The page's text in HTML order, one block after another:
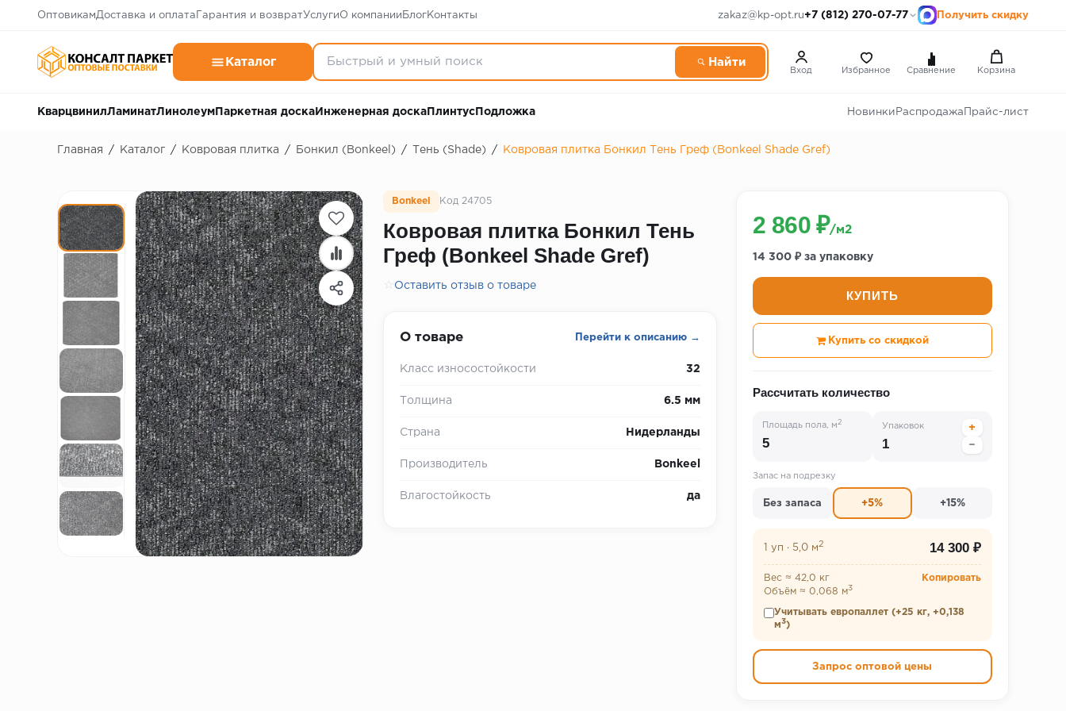
ОптовикамДоставка и оплата Гарантия и возвратУслугиО компании БлогКонтакты zakaz@kp-opt.ru+7 (812) 270-07-77 Получить скидку
Каталог
Вход Избранное Сравнение Корзина
КварцвинилЛаминатЛинолеум Паркетная доска Инженерная доска Плинтус Подложка Новинки Распродажа Прайс-лист
Главная / Каталог / Ковровая плитка / Бонкил (Bonkeel) / Тень (Shade) / Ковровая плитка Бонкил Тень Греф (Bonkeel Shade Gref)
Bonkeel Код 24705
Ковровая плитка Бонкил Тень
Греф (Bonkeel Shade Gref)
☆ Оставить отзыв о товаре
О товаре Перейти к описанию →
Класс износостойкости 32
Толщина 6.5 мм
Страна Нидерланды
Производитель Bonkeel
Влагостойкость да
2 860 ₽/м2
14 300 ₽ за упаковку
КУПИТЬ
Купить со скидкой
Рассчитать количество
Площадь пола, м 2
Упаковок
+
−
Запас на подрезку
Без запаса +5% +15%
1 уп · 5,0 м 2 14 300 ₽
Вес ≈ 42,0 кг
Объём ≈ 0,068 м3
Копировать
Учитывать европаллет (+25 кг, +0,138
м3)
Запрос оптовой цены